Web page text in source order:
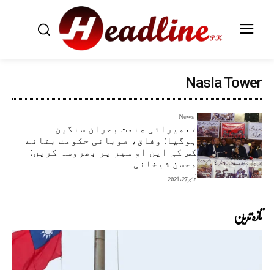
Nasla Tower
News
تعمیراتی صنعت بحران سنگین
ہوگیا: وفاق، صوبائی حکومت بتائے
کس کی این او سیز پر بھروسہ کریں:
محسن شیخانی
نومبر 27, 2021
تازہ ترین